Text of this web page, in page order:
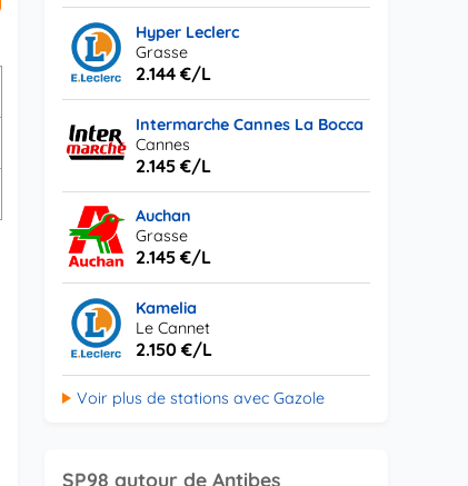
Hyper Leclerc
Grasse
2.144 €/L
Intermarche Cannes La Bocca
Cannes
2.145 €/L
Auchan
Grasse
2.145 €/L
Kamelia
Le Cannet
2.150 €/L
Voir plus de stations avec Gazole
SP98 autour de Antibes